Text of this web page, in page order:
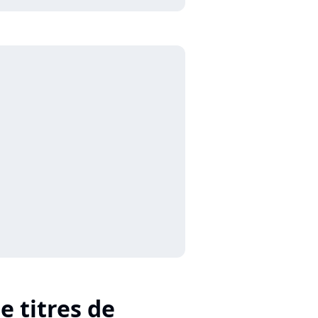
titres de